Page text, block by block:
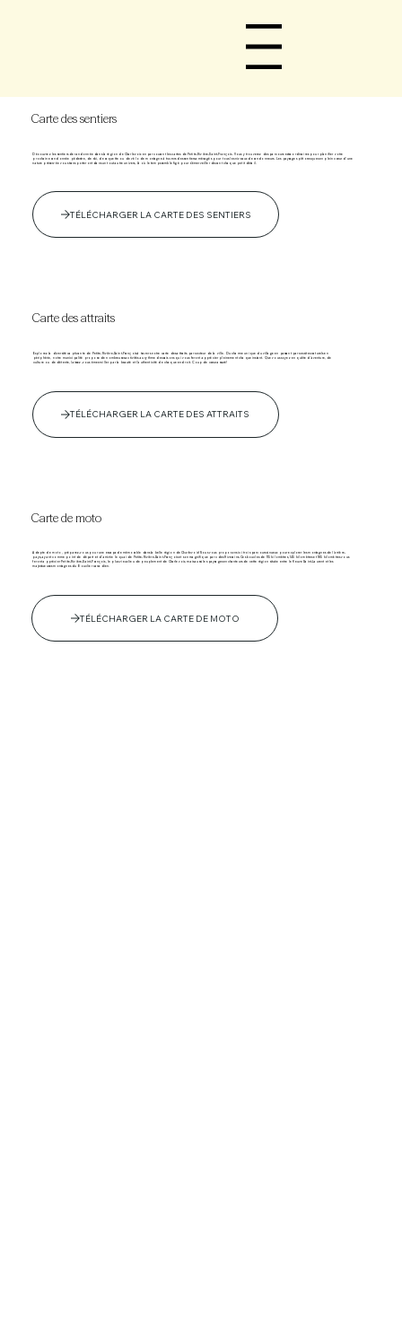
Menu
Carte des sentiers
Découvrez les sentiers de randonnée dans la région de Charlevoix en parcourant les cartes de Petite-Rivière-Saint-François. Vous y trouverez des parcours extraordinaires pour planifier votre
prochaine randonnée pédestre, de ski, de raquette ou de vélo de montagne à travers des sentiers aménagés pour tous les niveaux de randonneurs. Les paysages pittoresques en plein cœur d’une
nature préservée vous transporteront dans un tout autre univers, là où le temps semble figé pour s’émerveiller devant chaque petit détail.
TÉLÉCHARGER LA CARTE DES SENTIERS
Carte des attraits
Explorez la diversité captivante de Petite-Rivière-Saint-François à travers notre carte des attraits par secteur de la ville. Du charme unique du village en passant par ses sites naturels en
périphérie, notre municipalité propose de nombreuses activités au rythme des saisons qui vous feront apprécier pleinement chaque instant. Que vous soyez en quête d'aventure, de
culture ou de détente, laissez-vous émerveiller par la beauté et l'authenticité de chaque endroit. Coup de cœur assuré!
TÉLÉCHARGER LA CARTE DES ATTRAITS
Carte de moto
Adepte de moto, préparez-vous pour une escapade mémorable dans la belle région de Charlevoix! Nous vous proposons ici trois parcours sinueux pour explorer les montagnes de l’arrière-
pays, ayant comme point de départ et d’arrivée le quai de Petite-Rivière-Saint-François et son magnifique parc des Riverains. Ces boucles de 115 kilomètres, 145 kilomètres et 185 kilomètres vous
feront apprécier Petite-Rivière-Saint-François, le plus vieux lieu de peuplement de Charlevoix, mais aussi les paysages enchanteurs de cette région située entre le fleuve Saint-Laurent et les
majestueuses montagnes du Bouclier canadien.
TÉLÉCHARGER LA CARTE DE MOTO